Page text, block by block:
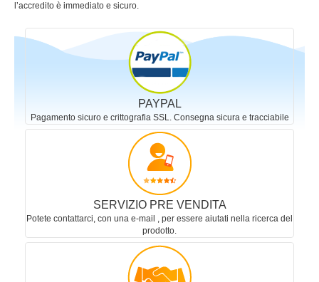
l’accredito è immediato e sicuro.
PAYPAL
Pagamento sicuro e crittografia SSL. Consegna sicura e tracciabile
SERVIZIO PRE VENDITA
Potete contattarci, con una e-mail , per essere aiutati nella ricerca del
prodotto.